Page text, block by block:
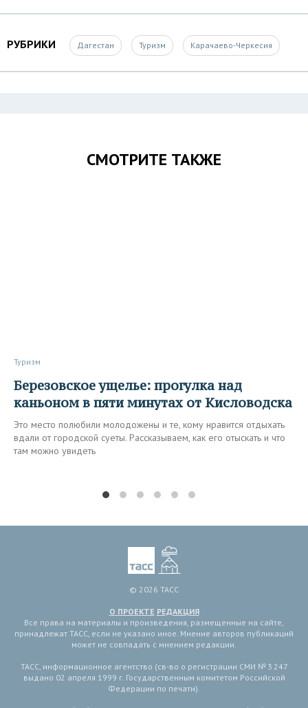
РУБРИКИ Дагестан Туризм Карачаево-Черкесия
СМОТРИТЕ ТАКЖЕ
Туризм
Березовское ущелье: прогулка над
каньоном в пяти минутах от Кисловодска
Это место полюбили молодожены и те, кому нравится отдыхать
вдали от городской суеты. Рассказываем, как его отыскать и что
там можно увидеть
© 2026 ТАСС
О ПРОЕКТЕ РЕДАКЦИЯ
Все права на материалы и произведения, размещенные на сайте,
принадлежат ТАСС, если не указано иное. Мнение авторов публикаций
может не совпадать с мнением редакции.
ТАСС, информационное агентство (св-во о регистрации СМИ № 3 247
выдано 02 апреля 1999 г. Государственным комитетом Российской
Федерации по печати).